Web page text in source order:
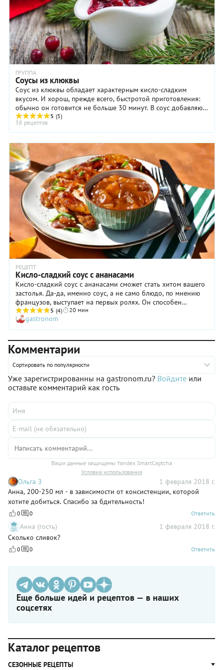
ГРУППА
Соусы из клюквы
Соус из клюквы обладает характерным кисло-сладким
вкусом. И хорош, прежде всего, быстротой приготовления:
обычно он готовится не больше 30 минут. В соус добавляют
различные специи, репчатый лук, цедру ...
5 (5)
38 рецептов
РЕЦЕПТ
Кисло-сладкий соус с ананасами
Кисло-сладкий соус с ананасами сможет стать хитом вашего
застолья. Да-да, именно соус, а не само блюдо, по мнению
французов, выступает на первых ролях. Он способен
оттенить вкус любого продукта, поставить яркий акцент.
Даже обычная куриная грудка или рыба заиграет по-новому,
если подать к ним правильный и вкусный соус. Предлагаем
вам попробовать свои силы и приготовить кисло-сладкий
соус с ананасами. Он подарит мясу или рыбе, яркий
экзотический вкус. Мы не будем использовать свежий
ананас, нам подойдет консервированный. Обязательно
сохраните сок, он тоже пригодится. А еще, добавим немного
апельсинового. Можете купить готовый или отжать свежий
из половинки фрукта.
5 (4) 20 мин
gastronom
Комментарии
Сортировать по популярности
Уже зарегистрированны на gastronom.ru? Войдите или
оставьте комментарий как гость
Ваши данные защищены Yandex SmartCaptcha
Условия использования
Ольга З
1 февраля 2018 г.
Анна, 200-250 мл - в зависимости от консистенции, которой
хотите добиться. Спасибо за бдительность!
0 0 Ответить
Анна (гость)
1 февраля 2018 г.
Сколько сливок?
0 0 Ответить
Еще больше идей и рецептов — в наших
соцсетях
Каталог рецептов
СЕЗОННЫЕ РЕЦЕПТЫ